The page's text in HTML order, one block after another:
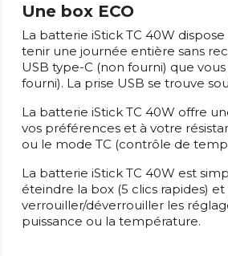
Une box ECO
La batterie iStick TC 40W
tenir une journée entière sans
USB type-C (non fourni) que
fourni). La prise USB se trouve
La batterie iStick TC 40W offre
vos préférences et à votre
ou le mode TC (contrôle de
La batterie iStick TC 40W est
éteindre la box (5 clics rapides)
verrouiller/déverrouiller les
puissance ou la température.